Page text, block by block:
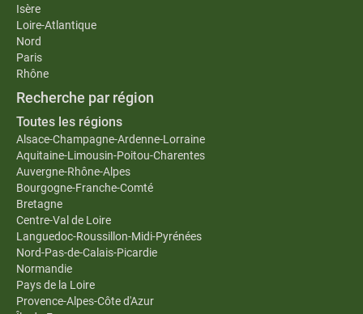
Isère
Loire-Atlantique
Nord
Paris
Rhône
Recherche par région
Toutes les régions
Alsace-Champagne-Ardenne-Lorraine
Aquitaine-Limousin-Poitou-Charentes
Auvergne-Rhône-Alpes
Bourgogne-Franche-Comté
Bretagne
Centre-Val de Loire
Languedoc-Roussillon-Midi-Pyrénées
Nord-Pas-de-Calais-Picardie
Normandie
Pays de la Loire
Provence-Alpes-Côte d'Azur